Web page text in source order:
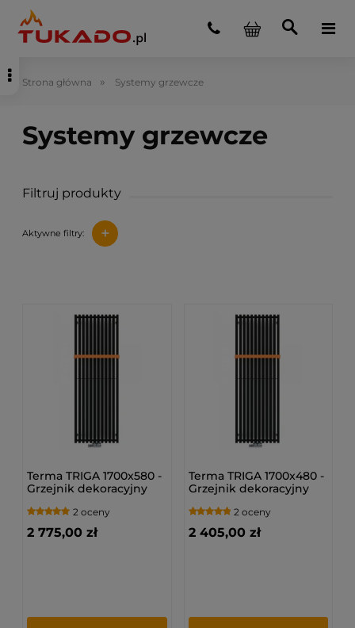
Strona główna » Systemy grzewcze
Filtruj produkty
Aktywne filtry: +
Terma TRIGA 1700x580 -
Grzejnik dekoracyjny
2 oceny
2 775,00 zł
Terma TRIGA 1700x480 -
Grzejnik dekoracyjny
2 oceny
2 405,00 zł